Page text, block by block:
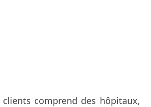
comprend des hôpitaux,